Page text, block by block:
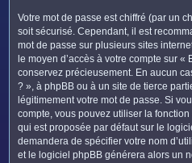
Votre mot de passe est chiffré (par un
soit sécurisé. Cependant, il est
mot de passe sur plusieurs sites
le moyen d’accès à votre compte sur
conservez précieusement. En aucun
? », à phpBB ou à un site de tierce
légitimement votre mot de passe. Si
compte, vous pouvez utiliser la
qui est proposée par défaut sur le
demandera de spécifier votre nom
et le logiciel phpBB générera alors un